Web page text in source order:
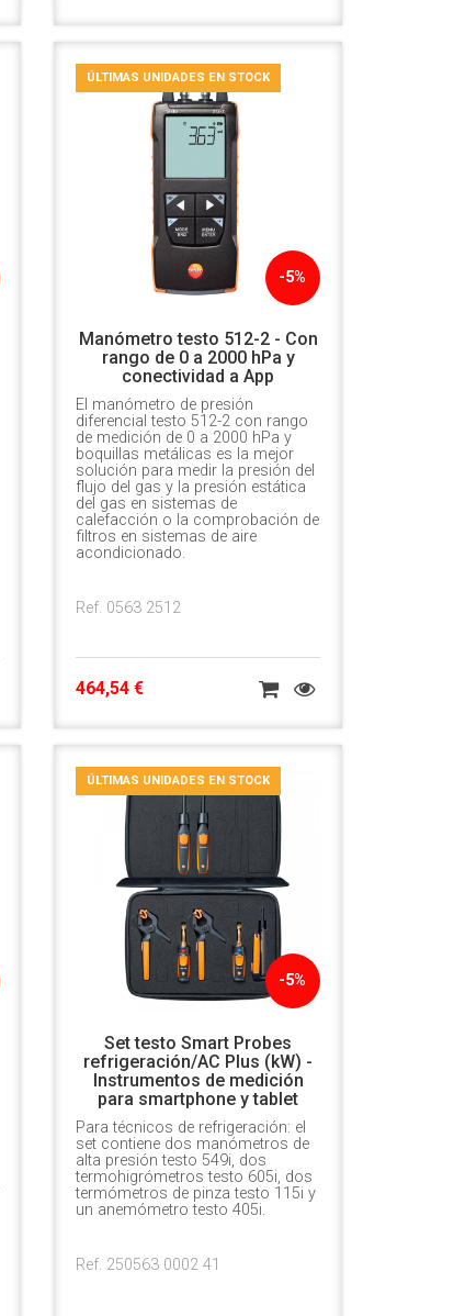
-5%
ÚLTIMAS UNIDADES EN STOCK
Manómetro testo 512-2 - Con
rango de 0 a 2000 hPa y
conectividad a App
El manómetro de presión
diferencial testo 512-2 con rango
de medición de 0 a 2000 hPa y
boquillas metálicas es la mejor
solución para medir la presión del
flujo del gas y la presión estática
del gas en sistemas de
calefacción o la comprobación de
filtros en sistemas de aire
acondicionado.
Ref. 0563 2512
464,54 €
-5%
ÚLTIMAS UNIDADES EN STOCK
Set testo Smart Probes
refrigeración/AC Plus (kW) -
Instrumentos de medición
para smartphone y tablet
Para técnicos de refrigeración: el
set contiene dos manómetros de
alta presión testo 549i, dos
termohigrómetros testo 605i, dos
termómetros de pinza testo 115i y
un anemómetro testo 405i.
Ref. 250563 0002 41